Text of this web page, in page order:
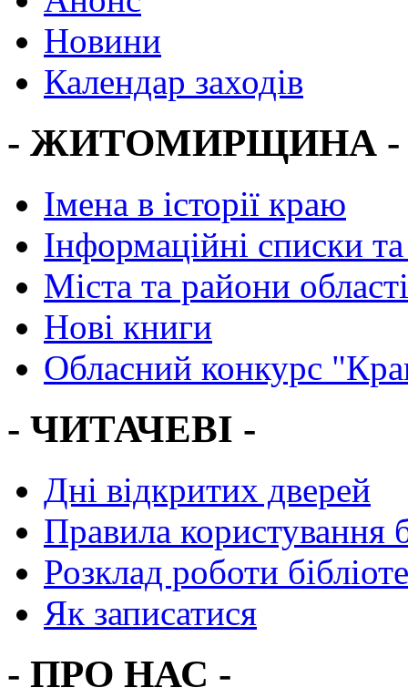
Новини
Календар заходів
- ЖИТОМИРЩИНА -
Імена в історії краю
Інформаційні списки
Міста та райони області
Нові книги
Обласний конкурс
- ЧИТАЧЕВІ -
Дні відкритих дверей
Правила користування
Розклад роботи
Як записатися
- ПРО НАС -